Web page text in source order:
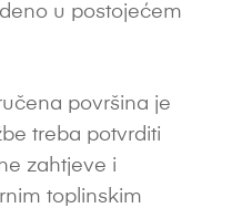
u postojećem
površina je
treba potvrditi
zahtjeve i
toplinskim